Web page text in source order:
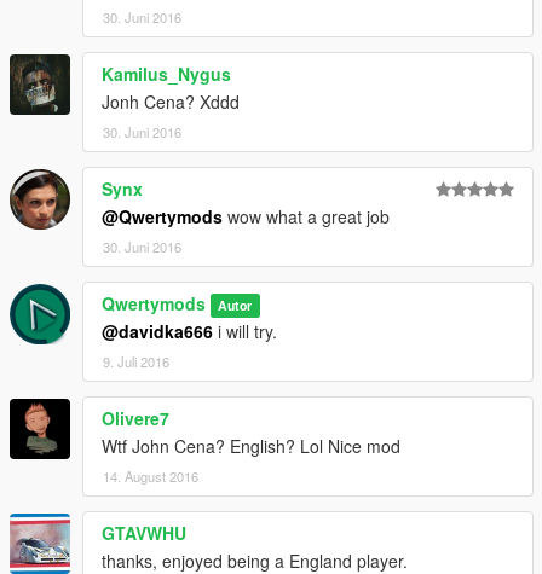
30. Juni 2016
Kamilus_Nygus
Jonh Cena? Xddd
30. Juni 2016
Synx
@Qwertymods wow what a great job
30. Juni 2016
Qwertymods Autor
@davidka666 i will try.
9. Juli 2016
Olivere7
Wtf John Cena? English? Lol Nice mod
14. August 2016
GTAVWHU
thanks, enjoyed being a England player.